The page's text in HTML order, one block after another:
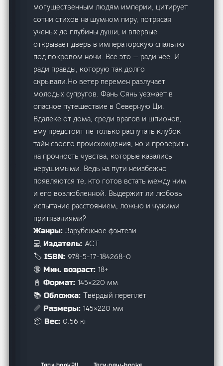
могущественным людям империи, цитирует
сотни стихов на шумном пиру, потрясая
ученых до глубины души, и впервые
открывает дверь в императорскую спальню
под покровом ночи. Все это — ради нее. И
ради правды, которую так долго
скрывали.Но ветер перемен разлучает
молодых супругов. Фань Сянь уезжает в
опасное путешествие в Северную Ци.
Вдалеке от дома, среди врагов и шпионов,
ему предстоит не только распутать клубок
тайн своего происхождения, но и проверить
на прочность чувства, которые казались
нерушимыми. Ведь на пути неизбежно
появляются те, кто готов встать между ним
и его возлюбленной. Выдержит ли любовь
испытание расстоянием, ложью и чужими
притязаниями?
Жанры:Зарубежное фэнтези
💻 Издатель:АСТ
🏷️ ISBN:978-5-17-184268-0
🔞 Мин. возраст:18+
📓 Формат:145×220 мм
📚 Обложка:Твёрдый переплёт
📏 Размеры:145×220 мм
📦 Вес:0.56 кг